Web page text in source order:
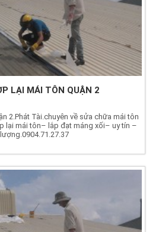
LẠI MÁI TÔN QUẬN 2
2.Phát Tài.chuyên về sửa chữa mái tôn
lại mái tôn– lắp đạt máng xối– uy tín –